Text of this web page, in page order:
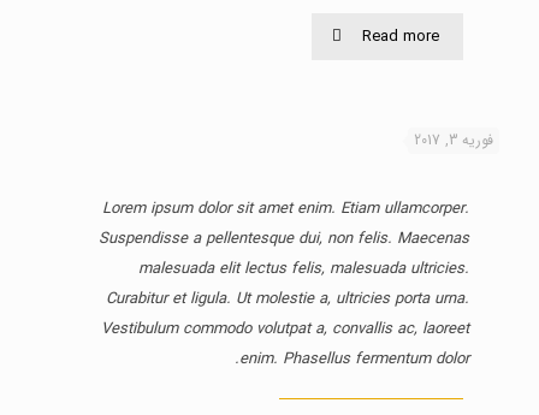
Read more
Lorem ipsum dolor sit amet enim. Etiam ullamcorper.
Suspendisse a pellentesque dui, non felis. Maecenas
malesuada elit lectus felis, malesuada ultricies.
Curabitur et ligula. Ut molestie a, ultricies porta urna.
Vestibulum commodo volutpat a, convallis ac, laoreet
enim. Phasellus fermentum dolor.
فوریه 3, 2017